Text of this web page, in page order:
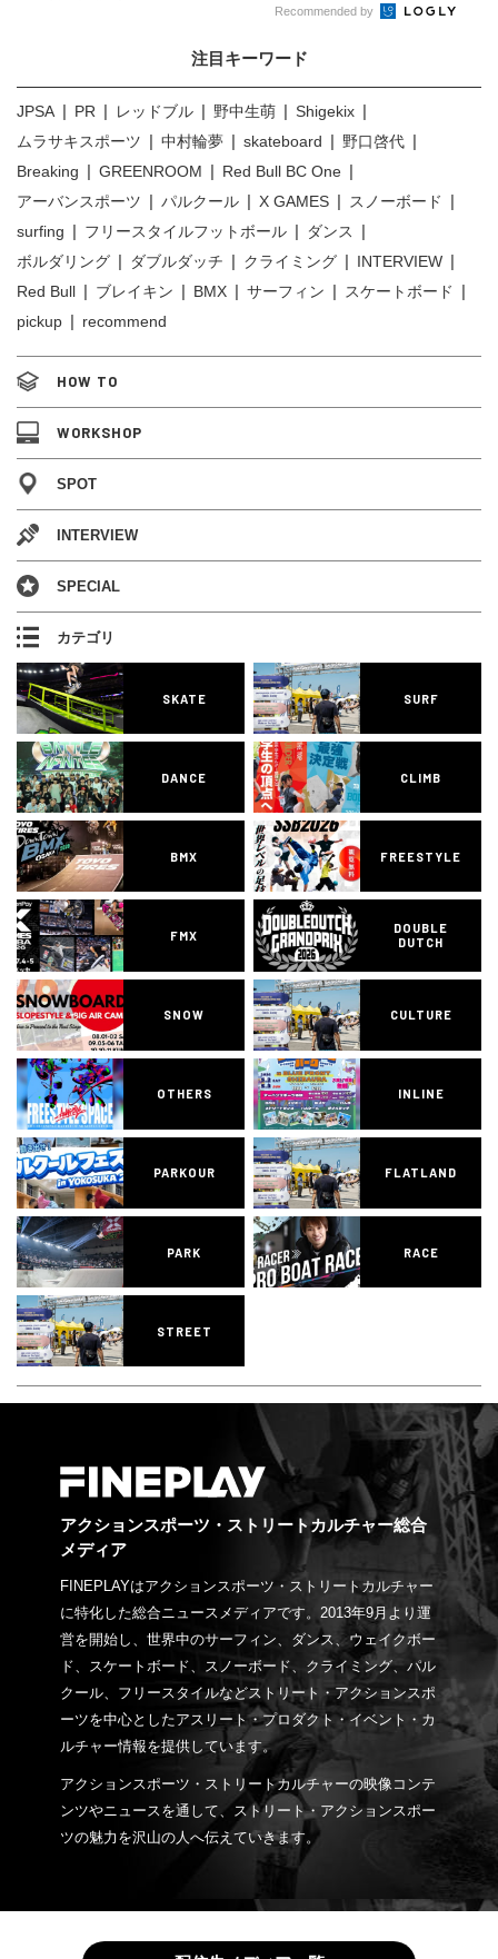
Recommended by
注目キーワード
JPSA PR レッドブル 野中生萌
Shigekix
ムラサキスポーツ
中村輪夢 skateboard
野口啓代
Breaking
GREENROOM
Red Bull BC One
アーバンスポーツ
パルクール X GAMES
スノーボード
surfing
フリースタイルフットボール
ダンス
ボルダリング
ダブルダッチ クライミング
INTERVIEW
Red Bull
ブレイキン BMX サーフィン
スケートボード
pickup
recommend
HOW TO
WORKSHOP
SPOT
INTERVIEW
SPECIAL
カテゴリ
SKATE SURF
DANCE CLIMB
BMX FREESTYLE
FMX
DOUBLE
DUTCH
SNOW CULTURE
OTHERS INLINE
PARKOUR FLATLAND
PARK RACE
STREET
アクションスポーツ・ストリートカルチャー総合
メディア
FINEPLAYはアクションスポーツ・ストリートカルチャー
に特化した総合ニュースメディアです。2013年9月より運
営を開始し、世界中のサーフィン、ダンス、ウェイクボー
ド、スケートボード、スノーボード、クライミング、パル
クール、フリースタイルなどストリート・アクションスポ
ーツを中心としたアスリート・プロダクト・イベント・カ
ルチャー情報を提供しています。
アクションスポーツ・ストリートカルチャーの映像コンテ
ンツやニュースを通して、ストリート・アクションスポー
ツの魅力を沢山の人へ伝えていきます。